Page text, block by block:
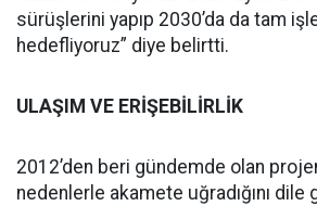
sürüşlerini yapıp 2030’da da tam
hedefliyoruz” diye belirtti.
ULAŞIM VE ERİŞEBİLİRLİK
2012’den beri gündemde olan
nedenlerle akamete uğradığını dile